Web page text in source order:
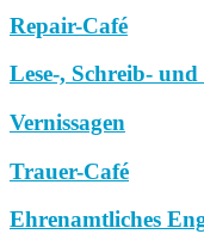
Repair-Café
Lese-, Schreib-
Vernissagen
Trauer-Café
Ehrenamtliches